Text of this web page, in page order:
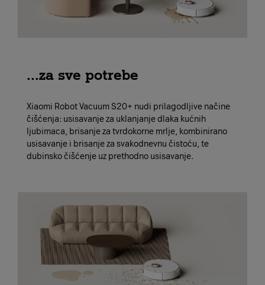
...za sve potrebe
Xiaomi Robot Vacuum S20+ nudi prilagodljive načine
čišćenja: usisavanje za uklanjanje dlaka kućnih
ljubimaca, brisanje za tvrdokorne mrlje, kombinirano
usisavanje i brisanje za svakodnevnu čistoću, te
dubinsko čišćenje uz prethodno usisavanje.